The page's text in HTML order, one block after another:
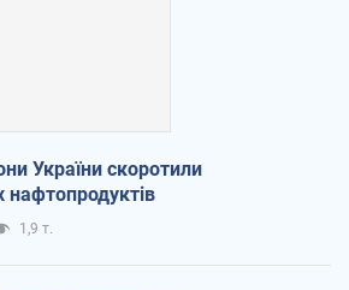
України скоротили
нафтопродуктів
1,9 т.